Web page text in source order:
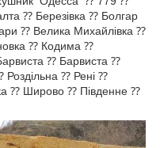
⁇ Березівка ⁇ Болгар
⁇ Велика Михайлівка ⁇
⁇ Кодима ⁇
⁇ Барвиста ⁇
⁇ Рені ⁇
⁇ Широво ⁇ Південне ⁇